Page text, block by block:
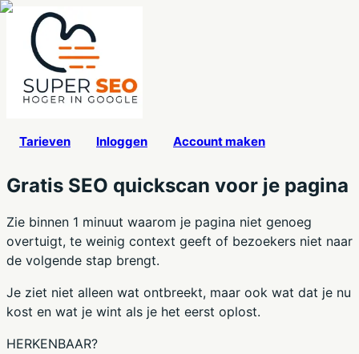
Tarieven Inloggen Account maken
Gratis SEO quickscan voor je pagina
Zie binnen 1 minuut waarom je pagina niet genoeg
overtuigt, te weinig context geeft of bezoekers niet naar
de volgende stap brengt.
Je ziet niet alleen wat ontbreekt, maar ook wat dat je nu
kost en wat je wint als je het eerst oplost.
HERKENBAAR?